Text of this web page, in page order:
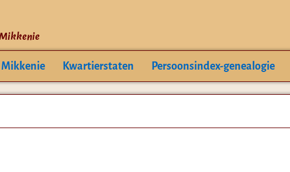
Mikkenie Kwartierstaten Persoonsindex-genealogie